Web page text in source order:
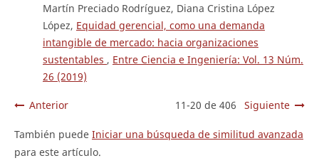
Martín Preciado Rodríguez, Diana Cristina López
López, Equidad gerencial, como una demanda
intangible de mercado: hacia organizaciones
sustentables , Entre Ciencia e Ingeniería: Vol. 13 Núm.
26 (2019)
Anterior 11-20 de 406 Siguiente
También puede Iniciar una búsqueda de similitud avanzada
para este artículo.